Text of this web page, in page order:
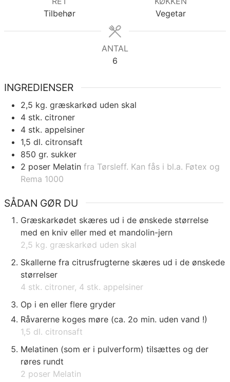
Tilbehør
Vegetar
ANTAL
6
INGREDIENSER
2,5 kg. græskarkød uden skal
4 stk. citroner
4 stk. appelsiner
1,5 dl. citronsaft
850 gr. sukker
2 poser Melatin fra Tørsleff. Kan fås i bl.a. Føtex og
Rema 1000
SÅDAN GØR DU
Græskarkødet skæres ud i de ønskede størrelse
med en kniv eller med et mandolin-jern
2,5 kg. græskarkød uden skal
Skallerne fra citrusfrugterne skæres ud i de ønskede
størrelser
4 stk. citroner, 4 stk. appelsiner
Op i en eller flere gryder
Råvarerne koges møre (ca. 2o min. uden vand !)
1,5 dl. citronsaft
Melatinen (som er i pulverform) tilsættes og der
røres rundt
2 poser Melatin